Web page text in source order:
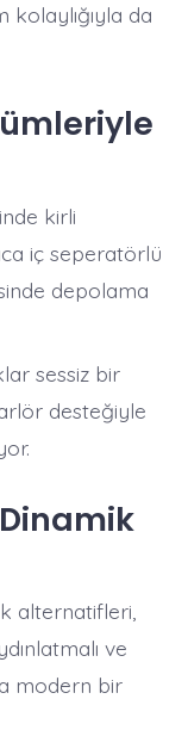
kolaylığıyla da
kirli
iç seperatörlü
depolama
sessiz bir
desteğiyle
alternatifleri,
ve
modern bir